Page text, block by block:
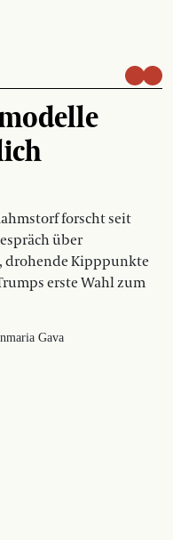
forscht seit
über
drohende Kipppunkte
erste Wahl zum
Gava